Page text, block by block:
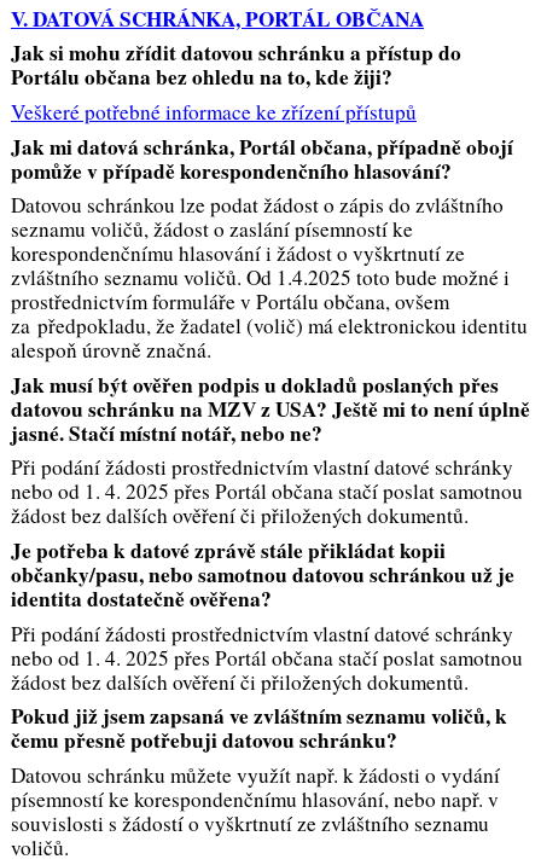
V. DATOVÁ SCHRÁNKA, PORTÁL OBČANA
Jak si mohu zřídit datovou schránku a přístup do
Portálu občana bez ohledu na to, kde žiji?
Veškeré potřebné informace ke zřízení přístupů
Jak mi datová schránka, Portál občana, případně obojí
pomůže v případě korespondenčního hlasování?
Datovou schránkou lze podat žádost o zápis do zvláštního
seznamu voličů, žádost o zaslání písemností ke
korespondenčnímu hlasování i žádost o vyškrtnutí ze
zvláštního seznamu voličů. Od 1.4.2025 toto bude možné i
prostřednictvím formuláře v Portálu občana, ovšem
za předpokladu, že žadatel (volič) má elektronickou identitu
alespoň úrovně značná.
Jak musí být ověřen podpis u dokladů poslaných přes
datovou schránku na MZV z USA? Ještě mi to není úplně
jasné. Stačí místní notář, nebo ne?
Při podání žádosti prostřednictvím vlastní datové schránky
nebo od 1. 4. 2025 přes Portál občana stačí poslat samotnou
žádost bez dalších ověření či přiložených dokumentů.
Je potřeba k datové zprávě stále přikládat kopii
občanky/pasu, nebo samotnou datovou schránkou už je
identita dostatečně ověřena?
Při podání žádosti prostřednictvím vlastní datové schránky
nebo od 1. 4. 2025 přes Portál občana stačí poslat samotnou
žádost bez dalších ověření či přiložených dokumentů.
Pokud již jsem zapsaná ve zvláštním seznamu voličů, k
čemu přesně potřebuji datovou schránku?
Datovou schránku můžete využít např. k žádosti o vydání
písemností ke korespondenčnímu hlasování, nebo např. v
souvislosti s žádostí o vyškrtnutí ze zvláštního seznamu
voličů.